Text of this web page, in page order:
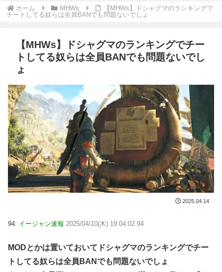
ホーム MHWs
【MHWs】ドシャグマのランキングで
チートしてる奴らは全員BANでも問題ないでしょ
【MHWs】ドシャグマのランキングでチー
トしてる奴らは全員BANでも問題ないでし
ょ
2025.04.14
94: イージャン速報 2025/04/10(木) 19:04:02.94
MODとかは置いておいてドシャグマのランキングでチー
トしてる奴らは全員BANでも問題ないでしょ